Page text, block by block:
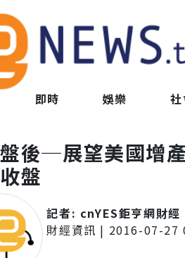
即時 娛樂
後─展望美國增
盤
記者: cnYES鉅亨網財經
財經資訊 | 2016-07-27